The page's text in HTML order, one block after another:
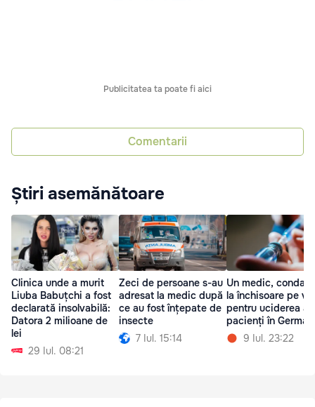
Publicitatea ta poate fi aici
Comentarii
Știri asemănătoare
Clinica unde a murit
Liuba Babuțchi a fost
declarată insolvabilă:
Datora 2 milioane de
lei
29 Iul. 08:21
Zeci de persoane s-au
adresat la medic după
ce au fost înțepate de
insecte
7 Iul. 15:14
Un medic,
la închisoare pe
pentru uciderea a
pacienți în
9 Iul. 23:22